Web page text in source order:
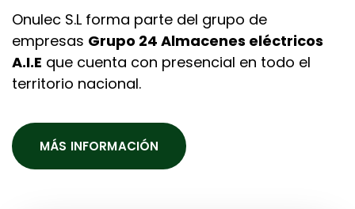
Onulec S.L forma parte del grupo de
empresas Grupo 24 Almacenes eléctricos
A.I.E que cuenta con presencial en todo el
territorio nacional.
MÁS INFORMACIÓN